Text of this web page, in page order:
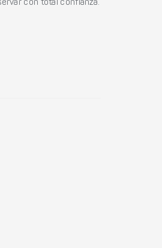
con total confianza.